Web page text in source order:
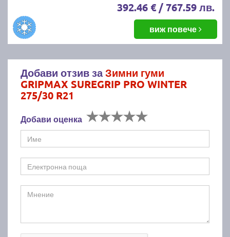
392.46 € / 767.59 лв.
виж повече
Добави отзив заЗимни гуми
GRIPMAX SUREGRIP PRO WINTER
275/30 R21
Добави оценка